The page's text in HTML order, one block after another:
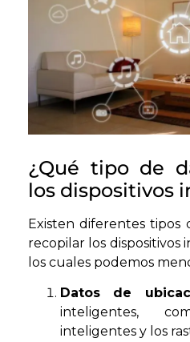
¿Qué tipo de
los dispositivos
Existen diferentes
recopilar los
los cuales podemos
Datos de
inteligentes,
inteligentes y los